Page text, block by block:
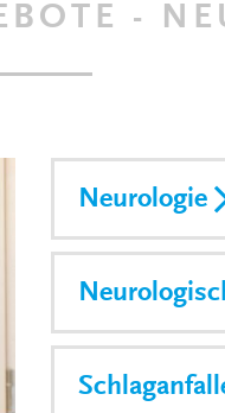
-
Neurologie